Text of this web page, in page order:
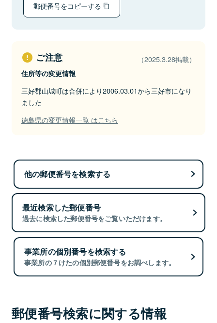
郵便番号をコピーする
ご注意 （2025.3.28掲載）
住所等の変更情報
三好郡山城町は合併により2006.03.01から三好市になり
ました
徳島県の変更情報一覧 はこちら
他の郵便番号を検索する
最近検索した郵便番号
過去に検索した郵便番号をご覧いただけます。
事業所の個別番号を検索する
事業所の７けたの個別郵便番号をお調べします。
郵便番号検索に関する情報